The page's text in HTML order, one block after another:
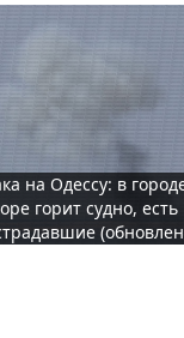
на Одессу: в
горит судно, есть